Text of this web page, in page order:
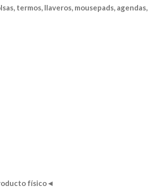
termos, llaveros, mousepads,
físico◄